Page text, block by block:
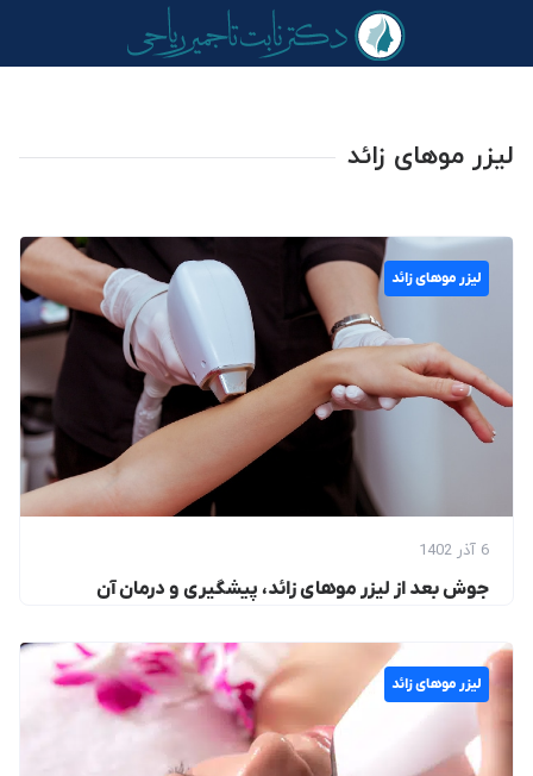
لیزر موهای زائد
لیزر موهای زائد
6 آذر 1402
جوش بعد از لیزر موهای زائد، پیشگیری و درمان آن
لیزر موهای زائد